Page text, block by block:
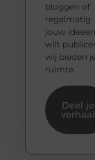
bloggen of
regelmatig
jouw ideeën
wilt
wij bieden
ruimte.
Deel je
verhaal